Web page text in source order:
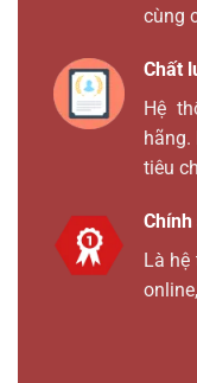
cùng
Chất
Hệ
tiêu
Là